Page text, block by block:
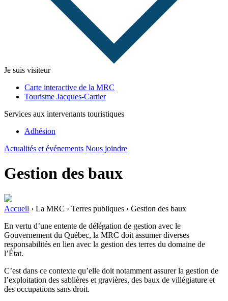
Je suis visiteur
Carte interactive de la MRC
Tourisme Jacques-Cartier
Services aux intervenants touristiques
Adhésion
Actualités et événements Nous joindre
Gestion des baux
Accueil › La MRC › Terres publiques › Gestion des baux
En vertu d’une entente de délégation de gestion avec le
Gouvernement du Québec, la MRC doit assumer diverses
responsabilités en lien avec la gestion des terres du domaine de
l’État.
C’est dans ce contexte qu’elle doit notamment assurer la gestion de
l’exploitation des sablières et gravières, des baux de villégiature et
des occupations sans droit.